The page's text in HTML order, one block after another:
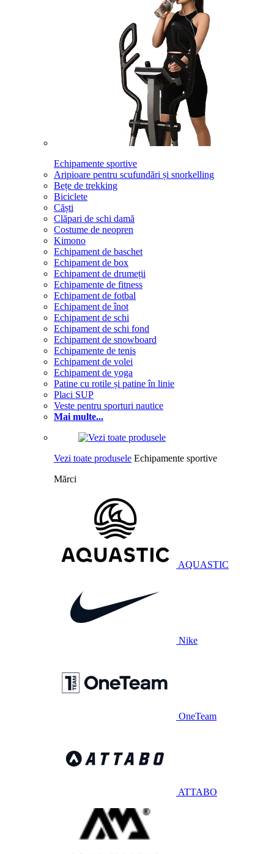
Echipamente sportive
Aripioare pentru scufundări și snorkelling
Bețe de trekking
Biciclete
Căști
Clăpari de schi damă
Costume de neopren
Kimono
Echipament de baschet
Echipament de box
Echipament de drumeții
Echipamente de fitness
Echipament de fotbal
Echipament de înot
Echipament de schi
Echipament de schi fond
Echipament de snowboard
Echipamente de tenis
Echipament de volei
Echipament de yoga
Patine cu rotile și patine în linie
Placi SUP
Veste pentru sporturi nautice
Mai multe...
Vezi toate produsele Echipamente sportive
Mărci
AQUASTIC
Nike
OneTeam
ATTABO